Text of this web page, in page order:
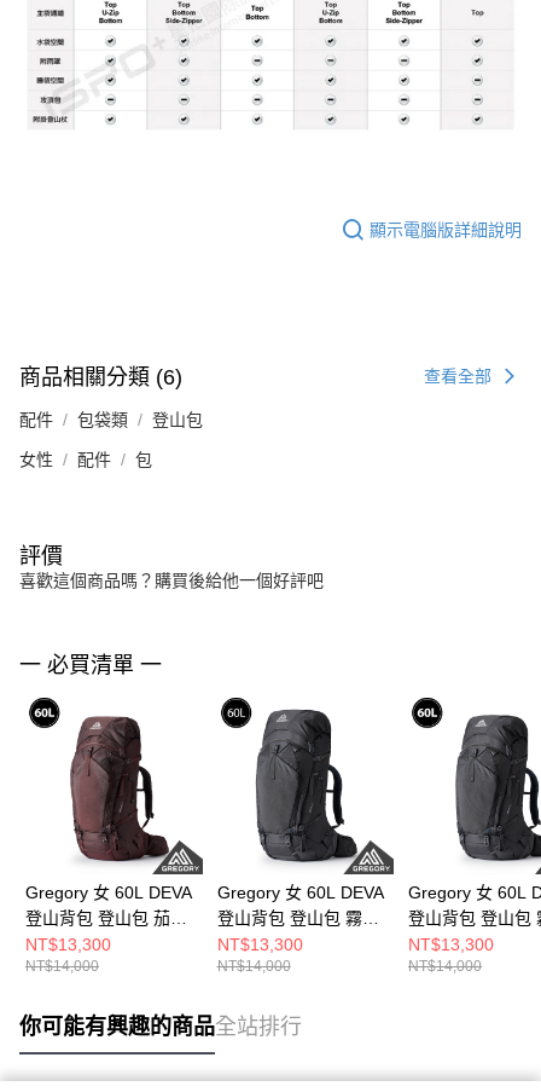
顯示電腦版詳細說明
商品相關分類 (6) 查看全部
配件 包袋類 登山包
女性 配件 包
評價
喜歡這個商品嗎？購買後給他一個好評吧
一 必買清單 一
Gregory 女 60L DEVA
登山背包 登山包 茄子
色， S
NT$13,300
NT$14,000
Gregory 女 60L DEVA
登山背包 登山包 霧
灰， XS
NT$13,300
NT$14,000
Gregory 女 60L
登山背包 登山包
灰， S
NT$13,300
NT$14,000
你可能有興趣的商品全站排行